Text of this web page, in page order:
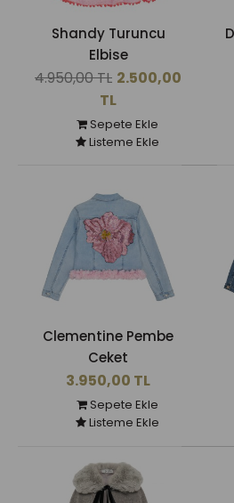
Shandy Turuncu
Elbise
4.950,00 TL 2.500,00
TL
Sepete Ekle
Listeme Ekle
Clementine Pembe
Ceket
3.950,00 TL
Sepete Ekle
Listeme Ekle